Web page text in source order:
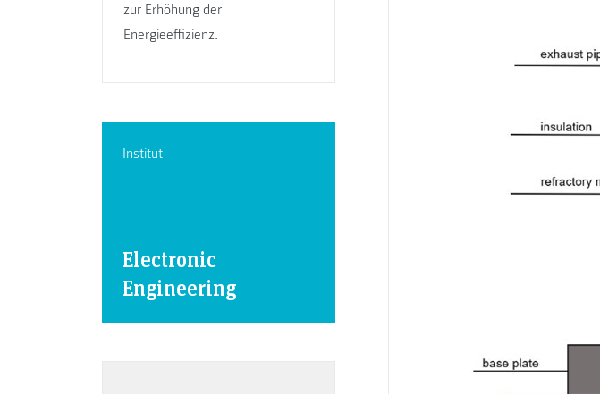
zur Erhöhung der
Energieeffizienz.
Institut
Electronic
Engineering